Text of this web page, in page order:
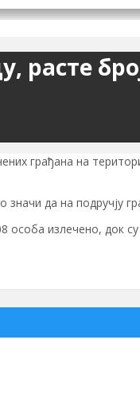
расте
грађана на
да на подручју
особа излечено, док